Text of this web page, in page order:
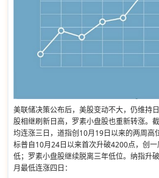
美联储决策公布后，美股变动不大，仍维持
股相继刷新日高，罗素小盘股也重新转涨。
均连涨三日，道指创10月19日以来的两周高
标普自10月24日以来首次升破4200点，创
低；罗素小盘股继续脱离三年低位。纳指升
月最低连涨四日：